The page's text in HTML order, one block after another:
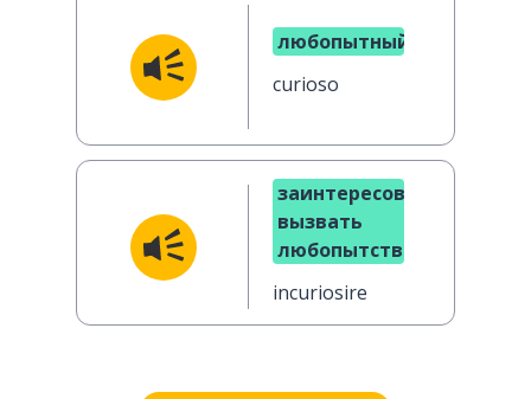
любопытный
curioso
заинтересовать;
вызвать
любопытство
incuriosire